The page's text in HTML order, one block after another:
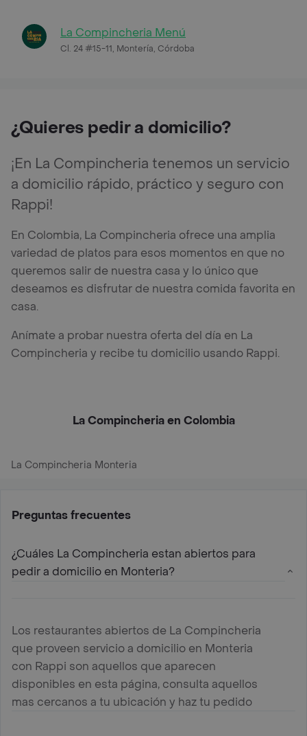
La Compincheria Menú
Cl. 24 #15-11, Montería, Córdoba
¿Quieres pedir a domicilio?
¡En La Compincheria tenemos un servicio
a domicilio rápido, práctico y seguro con
Rappi!
En Colombia, La Compincheria ofrece una amplia
variedad de platos para esos momentos en que no
queremos salir de nuestra casa y lo único que
deseamos es disfrutar de nuestra comida favorita en
casa.
Anímate a probar nuestra oferta del día en La
Compincheria y recibe tu domicilio usando Rappi.
La Compincheria en Colombia
La Compincheria Monteria
Preguntas frecuentes
¿Cuáles La Compincheria estan abiertos para
pedir a domicilio en Monteria?
Los restaurantes abiertos de La Compincheria
que proveen servicio a domicilio en Monteria
con Rappi son aquellos que aparecen
disponibles en esta página, consulta aquellos
mas cercanos a tu ubicación y haz tu pedido